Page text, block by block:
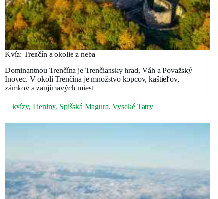
Kvíz: Trenčín a okolie z neba
Dominantnou Trenčína je Trenčiansky hrad, Váh a Považský
Inovec. V okolí Trenčína je množstvo kopcov, kaštieľov,
zámkov a zaujímavých miest.
kvízy, Pieniny, Spišská Magura, Vysoké Tatry